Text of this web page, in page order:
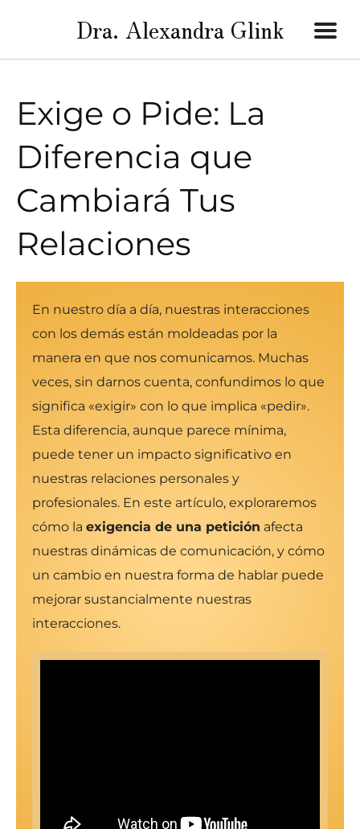
Dra. Alexandra Glink
Exige o Pide: La
Diferencia que
Cambiará Tus
Relaciones
En nuestro día a día, nuestras interacciones
con los demás están moldeadas por la
manera en que nos comunicamos. Muchas
veces, sin darnos cuenta, confundimos lo que
significa «exigir» con lo que implica «pedir».
Esta diferencia, aunque parece mínima,
puede tener un impacto significativo en
nuestras relaciones personales y
profesionales. En este artículo, exploraremos
cómo la exigencia de una petición afecta
nuestras dinámicas de comunicación, y cómo
un cambio en nuestra forma de hablar puede
mejorar sustancialmente nuestras
interacciones.